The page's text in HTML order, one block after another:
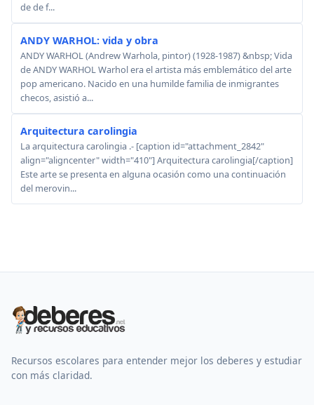
de de f...
ANDY WARHOL: vida y obra
ANDY WARHOL (Andrew Warhola, pintor) (1928-1987) &nbsp; Vida
de ANDY WARHOL Warhol era el artista más emblemático del arte
pop americano. Nacido en una humilde familia de inmigrantes
checos, asistió a...
Arquitectura carolingia
La arquitectura carolingia .- [caption id="attachment_2842"
align="aligncenter" width="410"] Arquitectura carolingia[/caption]
Este arte se presenta en alguna ocasión como una continuación
del merovin...
Recursos escolares para entender mejor los deberes y estudiar
con más claridad.